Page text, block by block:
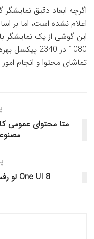
اعلام نشده است، اما بر
1080 در 2340
تماشای محتوا و انجام امور
متا محتوای عمومی
One UI 8 لو رفت؛ تغییرات چشمگیری ندارد!